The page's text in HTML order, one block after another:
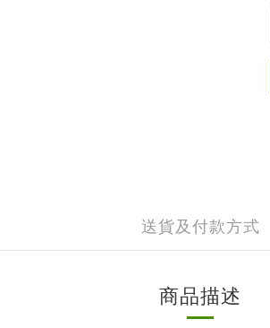
送貨及付款方式
商品描述